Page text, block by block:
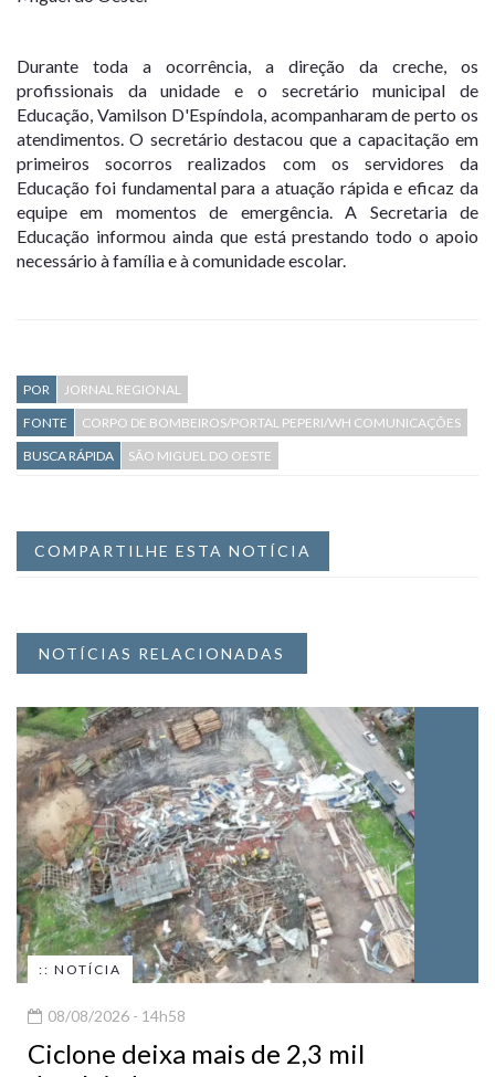
Durante toda a ocorrência, a direção da creche, os
profissionais da unidade e o secretário municipal de
Educação, Vamilson D'Espíndola, acompanharam de perto os
atendimentos. O secretário destacou que a capacitação em
primeiros socorros realizados com os servidores da
Educação foi fundamental para a atuação rápida e eficaz da
equipe em momentos de emergência. A Secretaria de
Educação informou ainda que está prestando todo o apoio
necessário à família e à comunidade escolar.
POR
JORNAL REGIONAL
FONTE
CORPO DE BOMBEIROS/PORTAL PEPERI/WH COMUNICAÇÕES
BUSCA RÁPIDA
SÃO MIGUEL DO OESTE
COMPARTILHE ESTA NOTÍCIA
NOTÍCIAS RELACIONADAS
:: NOTÍCIA
08/08/2026 - 14h58
Ciclone deixa mais de 2,3 mil